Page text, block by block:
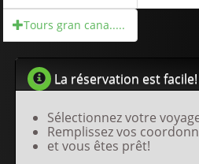
Tours gran cana.....
La réservation est facile!
Sélectionnez votre
Remplissez vos
et vous êtes prêt!